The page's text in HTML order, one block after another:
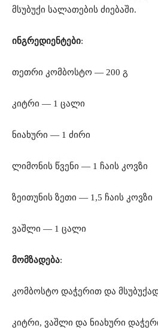
მსუბუქი სალათების ძიებაში.
ინგრედიენტები:
თეთრი კომბოსტო — 200 გ
კიტრი — 1 ცალი
ნიახური — 1 ძირი
ლიმონის წვენი — 1 ჩაის კოვზი
ზეითუნის ზეთი — 1,5 ჩაის კოვზი
ვაშლი — 1 ცალი
მომზადება:
კომბოსტო დაჭერით და
კიტრი, ვაშლი და ნიახური